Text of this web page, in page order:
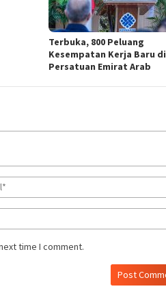
Terbuka, 800 Peluang
Kesempatan Kerja Baru di
Persatuan Emirat Arab
time I comment.